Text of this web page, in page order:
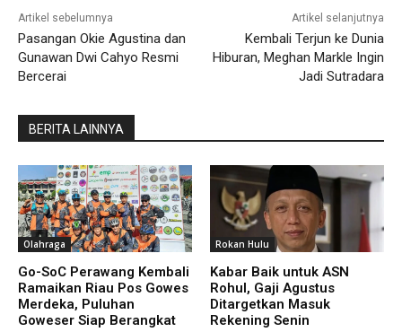
Artikel sebelumnya
Pasangan Okie Agustina dan
Gunawan Dwi Cahyo Resmi
Bercerai
Artikel selanjutnya
Kembali Terjun ke Dunia
Hiburan, Meghan Markle Ingin
Jadi Sutradara
BERITA LAINNYA
Olahraga
Go-SoC Perawang Kembali
Ramaikan Riau Pos Gowes
Merdeka, Puluhan
Goweser Siap Berangkat
Rokan Hulu
Kabar Baik untuk ASN
Rohul, Gaji Agustus
Ditargetkan Masuk
Rekening Senin